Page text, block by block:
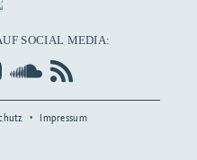
SOCIAL MEDIA:
Impressum